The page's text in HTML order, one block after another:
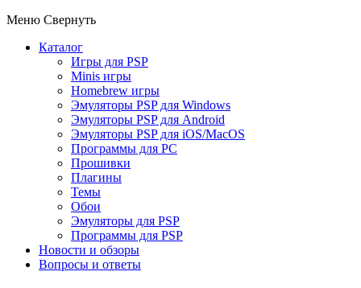
Меню Свернуть
Каталог
Игры для PSP
Minis игры
Homebrew игры
Эмуляторы PSP для Windows
Эмуляторы PSP для Android
Эмуляторы PSP для iOS/MacOS
Программы для PC
Прошивки
Плагины
Темы
Обои
Эмуляторы для PSP
Программы для PSP
Новости и обзоры
Вопросы и ответы